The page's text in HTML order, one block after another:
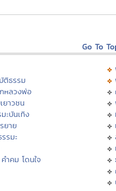
Go To
ติธรรม
หลวงพ่อ
ยาวชน
ะบันเทิง
ยาย
รมะ
ำคม โดนใจ